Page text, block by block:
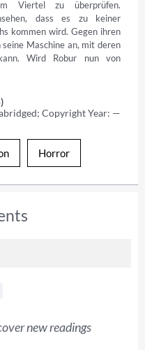
Viertel zu überprüfen.
dass es zu keiner
kommen wird. Gegen ihren
Maschine an, mit deren
Wird Robur nun von
Copyright Year: —
Horror
new readings